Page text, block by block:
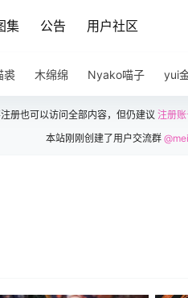
集 公告 用户社区
裘 木绵绵 Nyako喵子 yui
册也可以访问全部内容，但仍建议 注册账
本站刚刚创建了用户交流群